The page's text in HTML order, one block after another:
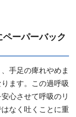
ーパーバック
手足の痺れやめま
ます。この過呼吸
心させて呼吸のリ
なく吐くことに重